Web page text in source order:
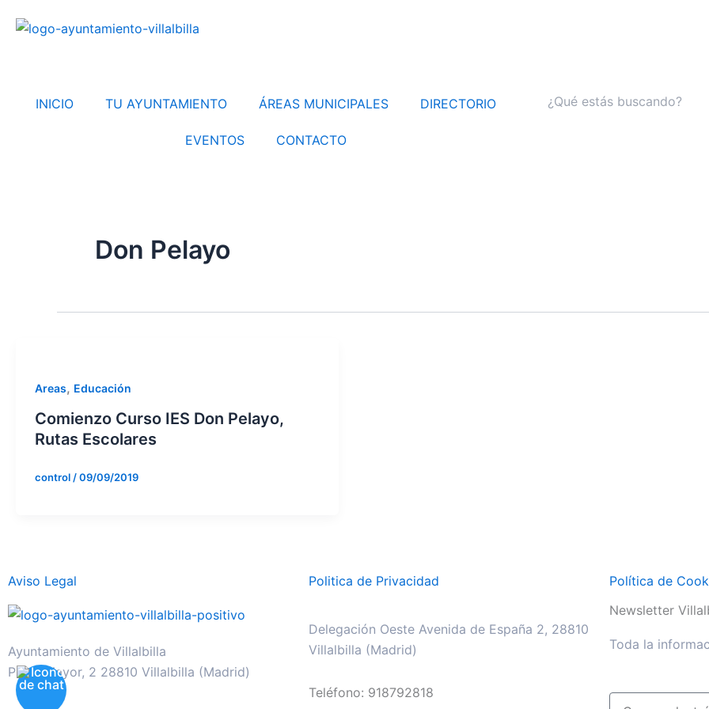
INICIO TU AYUNTAMIENTO ÁREAS MUNICIPALES DIRECTORIO
EVENTOS CONTACTO
Don Pelayo
Areas, Educación
Comienzo Curso IES Don Pelayo,
Rutas Escolares
control /09/09/2019
Aviso Legal Politica de Privacidad Política de
Ayuntamiento de Villalbilla
Plaza Mayor, 2 28810 Villalbilla (Madrid)
Delegación Oeste Avenida de España 2, 28810
Villalbilla (Madrid)
Teléfono: 918792818
Newsletter
Toda la